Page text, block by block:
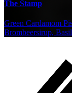
The Stamp
Green Cardamom
Brombeersirup,